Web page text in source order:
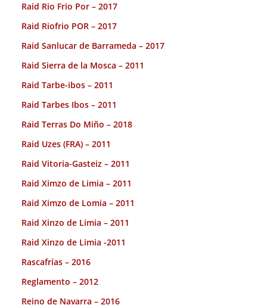
Raid Rio Frio Por – 2017
Raid Riofrio POR – 2017
Raid Sanlucar de Barrameda – 2017
Raid Sierra de la Mosca – 2011
Raid Tarbe-ibos – 2011
Raid Tarbes Ibos – 2011
Raid Terras Do Miño – 2018
Raid Uzes (FRA) – 2011
Raid Vitoria-Gasteiz – 2011
Raid Ximzo de Limia – 2011
Raid Ximzo de Lomia – 2011
Raid Xinzo de Limia – 2011
Raid Xinzo de Limia -2011
Rascafrías – 2016
Reglamento – 2012
Reino de Navarra – 2016